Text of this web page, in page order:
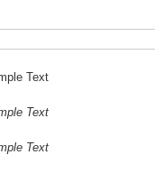
Text
Text
Text